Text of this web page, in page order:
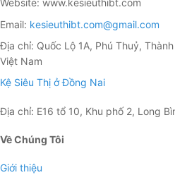
Website: www.kesieuthibt.com
Email: kesieuthibt.com@gmail.com
Địa chỉ: Quốc Lộ 1A, Phú Thuỷ,
Việt Nam
Kệ Siêu Thị ở Đồng Nai
Địa chỉ: E16 tổ 10, Khu phố 2, Long
Về Chúng Tôi
Giới thiệu